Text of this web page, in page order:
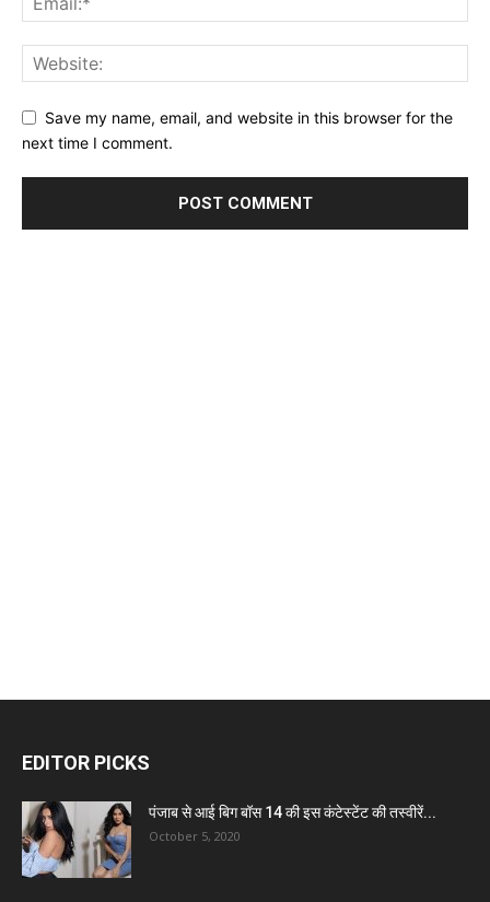
Save my name, email, and website in this browser for the
next time I comment.
EDITOR PICKS
पंजाब से आई बिग बॉस 14 की इस कंटेस्टेंट की तस्वीरें...
October 5, 2020